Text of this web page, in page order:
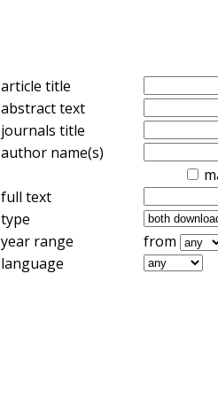
article title
abstract text
journals title
author name(s)
full text
type
year range
from
language